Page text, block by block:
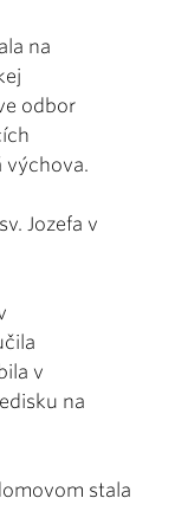
na
odbor
výchova.
Jozefa v
v
na
stala